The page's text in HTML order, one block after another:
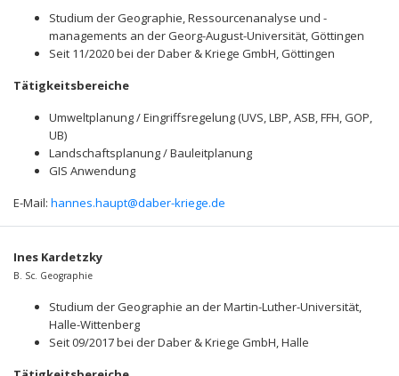
Studium der Geographie, Ressourcenanalyse und -
managements an der Georg-August-Universität, Göttingen
Seit 11/2020 bei der Daber & Kriege GmbH, Göttingen
Tätigkeitsbereiche
Umweltplanung / Eingriffsregelung (UVS, LBP, ASB, FFH, GOP,
UB)
Landschaftsplanung / Bauleitplanung
GIS Anwendung
E-Mail: hannes.haupt@daber-kriege.de
Ines Kardetzky
B. Sc. Geographie
Studium der Geographie an der Martin-Luther-Universität,
Halle-Wittenberg
Seit 09/2017 bei der Daber & Kriege GmbH, Halle